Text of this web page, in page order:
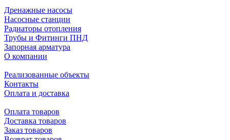
Дренажные насосы
Насосные станции
Радиаторы отопления
Трубы и Фитинги ПНД
Запорная арматура
О компании
Реализованные объекты
Контакты
Оплата и доставка
Оплата товаров
Доставка товаров
Заказ товаров